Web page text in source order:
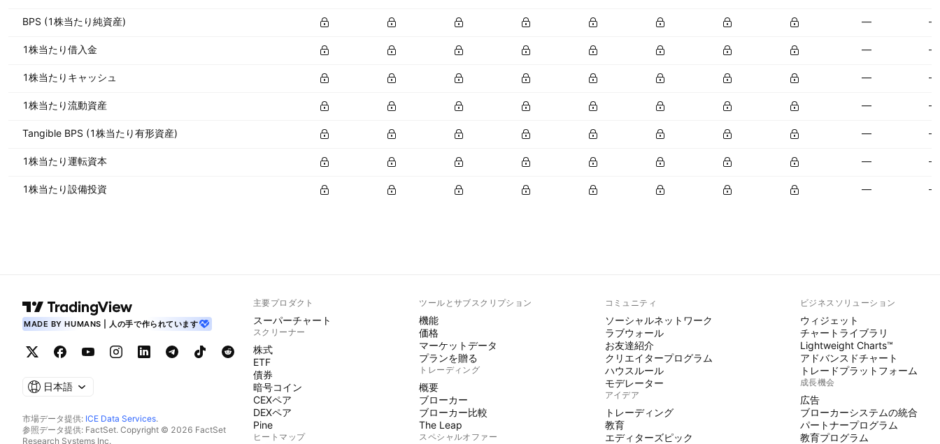
BPS (1株当たり純資産) — —
1株当たり借入金 — —
1株当たりキャッシュ — —
1株当たり流動資産 — —
Tangible BPS (1株当たり有形資産) — —
1株当たり運転資本 — —
1株当たり設備投資 — —
MADE BY HUMANS | 人の手で作られています
日本語
市場データ提供: ICE Data Services.
参照データ提供: FactSet. Copyright © 2026 FactSet
Research Systems Inc.
主要プロダクト
スーパーチャート
スクリーナー
株式
ETF
債券
暗号コイン
CEXペア
DEXペア
Pine
ヒートマップ
ツールとサブスクリプション
機能
価格
マーケットデータ
プランを贈る
トレーディング
概要
ブローカー
ブローカー比較
The Leap
スペシャルオファー
コミュニティ
ソーシャルネットワーク
ラブウォール
お友達紹介
クリエイタープログラム
ハウスルール
モデレーター
アイデア
トレーディング
教育
エディターズピック
ビジネスソリューション
ウィジェット
チャートライブラリ
Lightweight Charts™
アドバンスドチャート
トレードプラットフォーム
成長機会
広告
ブローカーシステムの統合
パートナープログラム
教育プログラム